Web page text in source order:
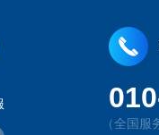
（全国服